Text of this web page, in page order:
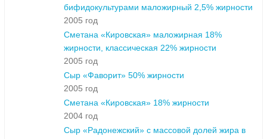
бифидокультурами маложирный 2,5% жирности
2005 год
Сметана «Кировская» маложирная 18%
жирности, классическая 22% жирности
2005 год
Сыр «Фаворит» 50% жирности
2005 год
Сметана «Кировская» 18% жирности
2004 год
Сыр «Радонежский» с массовой долей жира в